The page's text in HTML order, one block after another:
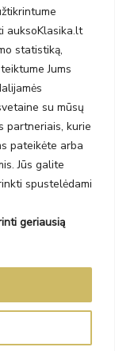
auksoKlasika.lt
statistiką,
Jums
su mūsų
partneriais, kurie
pateikėte arba
Jūs galite
spustelėdami
geriausią
bei riboto
politika.